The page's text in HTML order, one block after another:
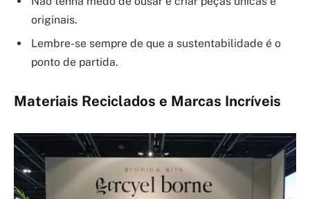
originais.
Lembre-se sempre de que a sustentabilidade é o
ponto de partida.
Materiais Reciclados e Marcas Incríveis